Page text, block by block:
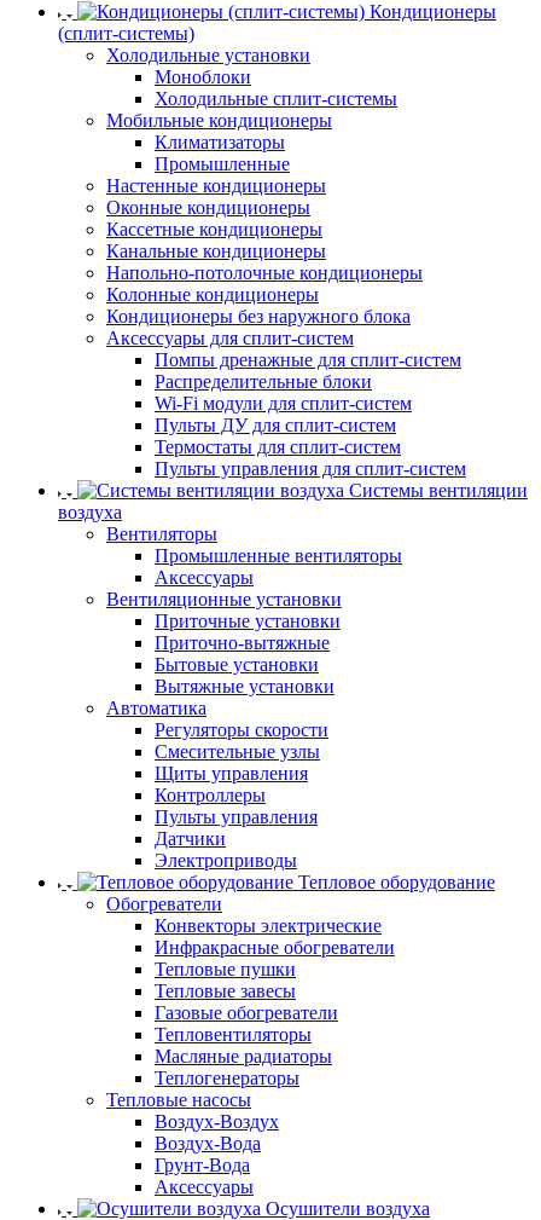
Кондиционеры
(сплит-системы)
Холодильные установки
Моноблоки
Холодильные сплит-системы
Мобильные кондиционеры
Климатизаторы
Промышленные
Настенные кондиционеры
Оконные кондиционеры
Кассетные кондиционеры
Канальные кондиционеры
Напольно-потолочные кондиционеры
Колонные кондиционеры
Кондиционеры без наружного блока
Аксессуары для сплит-систем
Помпы дренажные для сплит-систем
Распределительные блоки
Wi-Fi модули для сплит-систем
Пульты ДУ для сплит-систем
Термостаты для сплит-систем
Пульты управления для сплит-систем
Системы вентиляции
воздуха
Вентиляторы
Промышленные вентиляторы
Аксессуары
Вентиляционные установки
Приточные установки
Приточно-вытяжные
Бытовые установки
Вытяжные установки
Автоматика
Регуляторы скорости
Смесительные узлы
Щиты управления
Контроллеры
Пульты управления
Датчики
Электроприводы
Тепловое оборудование
Обогреватели
Конвекторы электрические
Инфракрасные обогреватели
Тепловые пушки
Тепловые завесы
Газовые обогреватели
Тепловентиляторы
Масляные радиаторы
Теплогенераторы
Тепловые насосы
Воздух-Воздух
Воздух-Вода
Грунт-Вода
Аксессуары
Осушители воздуха